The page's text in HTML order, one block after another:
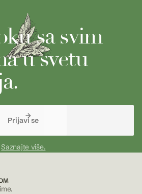
sa svim
u svetu
Saznajte više.